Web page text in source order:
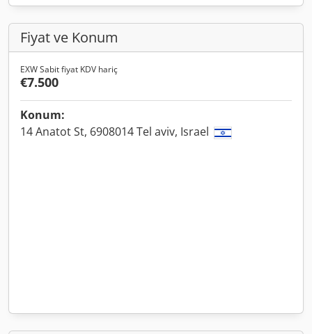
Fiyat ve Konum
EXW Sabit fiyat KDV hariç
€7.500
Konum:
14 Anatot St, 6908014 Tel aviv, Israel